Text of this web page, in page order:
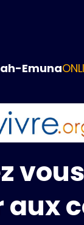
Emuna
aux